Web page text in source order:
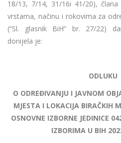
18/13, 7/14, 31/16i 41/20),
vrstama, načinu i rokovima za
(“Sl. glasnik BiH” br. 27/22)
donijela je:
ODLUKU
O ODREĐIVANJU I JAVNOM
MJESTA I LOKACIJA BIRAČKIH
OSNOVNE IZBORNE JEDINICE
IZBORIMA U BIH